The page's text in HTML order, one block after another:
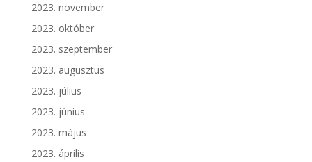
2023. november
2023. október
2023. szeptember
2023. augusztus
2023. július
2023. június
2023. május
2023. április